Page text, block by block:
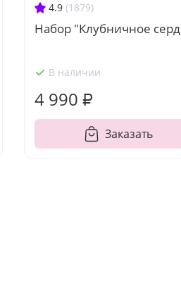
4.9 (1879)
Набор "Клубничное
В наличии
4 990 ₽
Заказать